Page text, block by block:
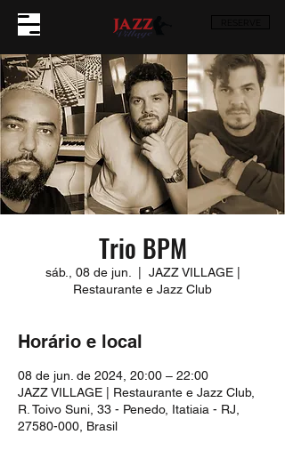
Trio BPM
sáb., 08 de jun.
JAZZ VILLAGE |
Restaurante e Jazz Club
Horário e local
08 de jun. de 2024, 20:00 – 22:00
JAZZ VILLAGE | Restaurante e Jazz Club,
R. Toivo Suni, 33 - Penedo, Itatiaia - RJ,
27580-000, Brasil